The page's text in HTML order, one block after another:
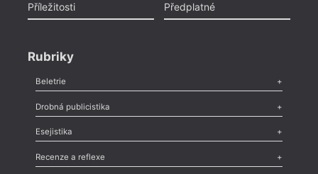
Příležitosti
Předplatné
Rubriky
Beletrie
Poezie,Próza,Dokumenty
Drobná publicistika
Odlesk
Nekrolog,Glosa,Sloupek,Pozvánka,Literární soutěž,
Esejistika
Esej , Pádlo,Úvaha
Recenze a reflexe